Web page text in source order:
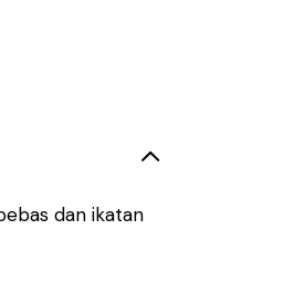
dan ikatan